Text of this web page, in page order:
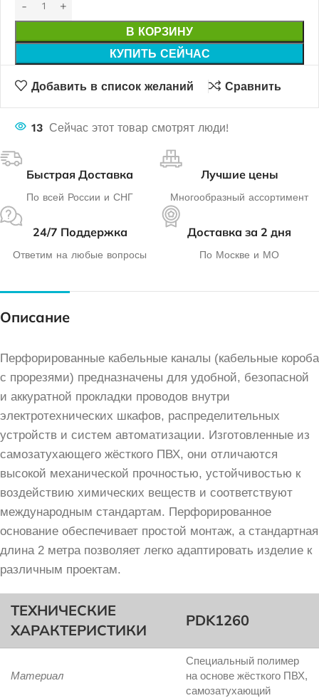
В КОРЗИНУ
КУПИТЬ СЕЙЧАС
Добавить в список желаний Сравнить
13 Сейчас этот товар смотрят люди!
Быстрая Доставка
По всей России и СНГ
Лучшие цены
Многообразный ассортимент
24/7 Поддержка
Ответим на любые вопросы
Доставка за 2 дня
По Москве и МО
Описание
Перфорированные кабельные каналы (кабельные короба
с прорезями) предназначены для удобной, безопасной
и аккуратной прокладки проводов внутри
электротехнических шкафов, распределительных
устройств и систем автоматизации. Изготовленные из
самозатухающего жёсткого ПВХ, они отличаются
высокой механической прочностью, устойчивостью к
воздействию химических веществ и соответствуют
международным стандартам. Перфорированное
основание обеспечивает простой монтаж, а стандартная
длина 2 метра позволяет легко адаптировать изделие к
различным проектам.
ТЕХНИЧЕСКИЕ
ХАРАКТЕРИСТИКИ
PDK1260
Материал
Специальный полимер
на основе жёсткого ПВХ,
самозатухающий